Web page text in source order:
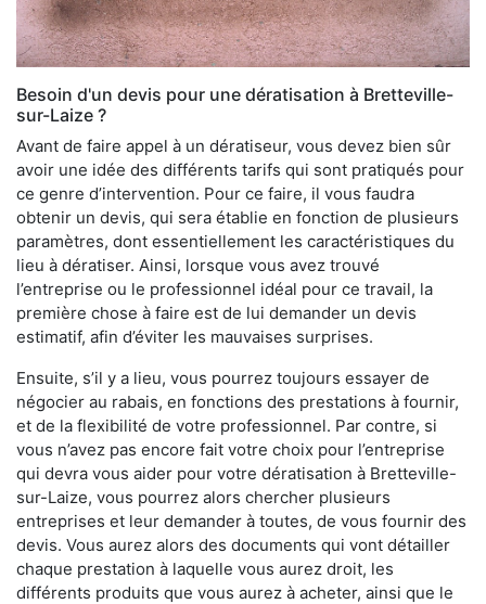
Besoin d'un devis pour une dératisation à Bretteville-
sur-Laize ?
Avant de faire appel à un dératiseur, vous devez bien sûr
avoir une idée des différents tarifs qui sont pratiqués pour
ce genre d’intervention. Pour ce faire, il vous faudra
obtenir un devis, qui sera établie en fonction de plusieurs
paramètres, dont essentiellement les caractéristiques du
lieu à dératiser. Ainsi, lorsque vous avez trouvé
l’entreprise ou le professionnel idéal pour ce travail, la
première chose à faire est de lui demander un devis
estimatif, afin d’éviter les mauvaises surprises.
Ensuite, s’il y a lieu, vous pourrez toujours essayer de
négocier au rabais, en fonctions des prestations à fournir,
et de la flexibilité de votre professionnel. Par contre, si
vous n’avez pas encore fait votre choix pour l’entreprise
qui devra vous aider pour votre dératisation à Bretteville-
sur-Laize, vous pourrez alors chercher plusieurs
entreprises et leur demander à toutes, de vous fournir des
devis. Vous aurez alors des documents qui vont détailler
chaque prestation à laquelle vous aurez droit, les
différents produits que vous aurez à acheter, ainsi que le